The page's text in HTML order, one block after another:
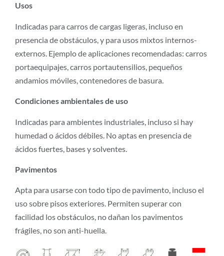
Usos
Indicadas para carros de cargas ligeras, incluso en
presencia de obstáculos, y para usos mixtos internos-
externos. Ejemplo de aplicaciones recomendadas: carros
portaequipajes, carros portautensilios, pequeños
andamios móviles, contenedores de basura.
Condiciones ambientales de uso
Indicadas para ambientes industriales, incluso si hay
humedad o ácidos débiles. No aptas en presencia de
ácidos fuertes, bases y solventes.
Pavimentos
Apta para usarse con todo tipo de pavimento, incluso el
uso sobre pisos exteriores. Permiten superar con
facilidad los obstáculos, no dañan los pavimentos
frágiles, no son anti-huella.